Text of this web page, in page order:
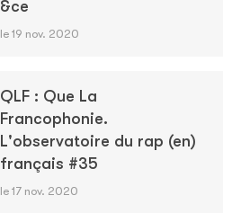
&ce
le 19 nov. 2020
QLF : Que La
Francophonie.
L'observatoire du rap (en)
français #35
le 17 nov. 2020